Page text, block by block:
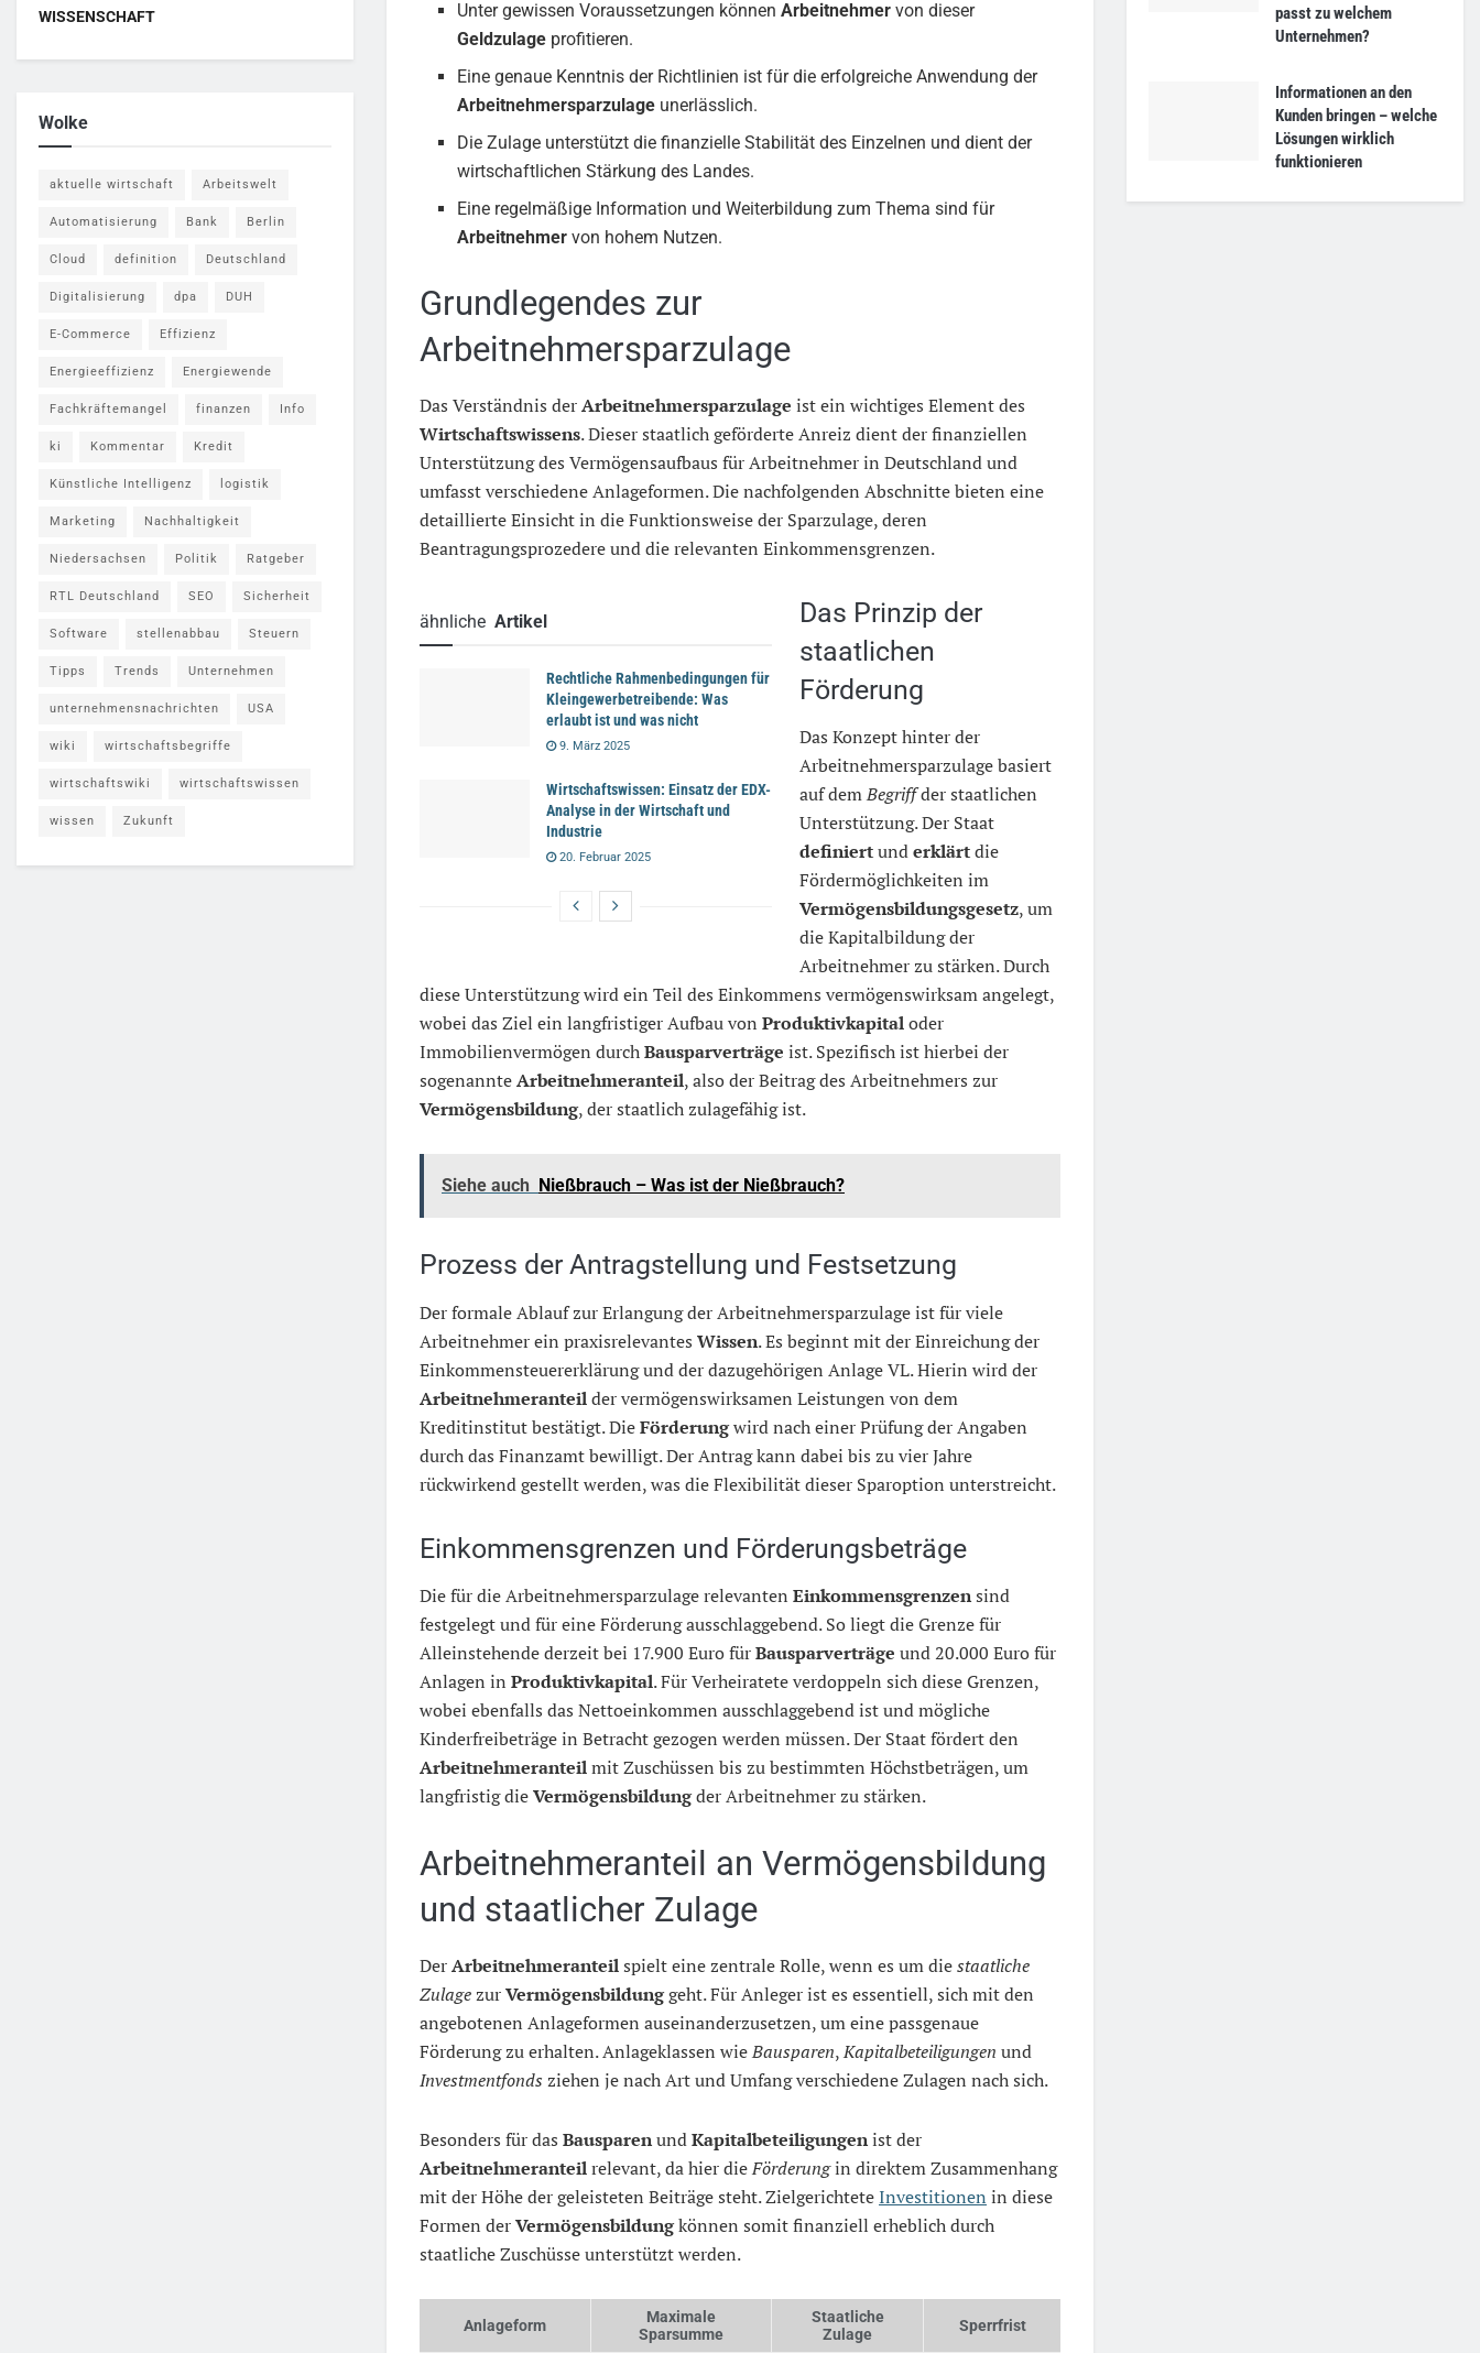
Unter gewissen Voraussetzungen könnenArbeitnehmer von dieser
Geldzulage profitieren.
Eine genaue Kenntnis der Richtlinien ist für die erfolgreiche Anwendung der
Arbeitnehmersparzulage unerlässlich.
Die Zulage unterstützt die finanzielle Stabilität des Einzelnen und dient der
wirtschaftlichen Stärkung des Landes.
Eine regelmäßige Information und Weiterbildung zum Thema sind für
Arbeitnehmer von hohem Nutzen.
Grundlegendes zur
Arbeitnehmersparzulage
Das Verständnis derArbeitnehmersparzulage ist ein wichtiges Element des
Wirtschaftswissens. Dieser staatlich geförderte Anreiz dient der finanziellen
Unterstützung des Vermögensaufbaus für Arbeitnehmer in Deutschland und
umfasst verschiedene Anlageformen. Die nachfolgenden Abschnitte bieten eine
detaillierte Einsicht in die Funktionsweise der Sparzulage, deren
Beantragungsprozedere und die relevanten Einkommensgrenzen.
ähnliche Artikel
Rechtliche Rahmenbedingungen für
Kleingewerbetreibende: Was
erlaubt ist und was nicht
9. März 2025
Wirtschaftswissen: Einsatz der EDX-
Analyse in der Wirtschaft und
Industrie
20. Februar 2025
Das Prinzip der
staatlichen
Förderung
Das Konzept hinter der
Arbeitnehmersparzulage basiert
auf demBegriffder staatlichen
Unterstützung. Der Staat
definiertunderklärtdie
Fördermöglichkeiten im
Vermögensbildungsgesetz, um
die Kapitalbildung der
Arbeitnehmer zu stärken. Durch
diese Unterstützung wird ein Teil des Einkommens vermögenswirksam angelegt,
wobei das Ziel ein langfristiger Aufbau von Produktivkapitaloder
Immobilienvermögen durchBausparverträge ist. Spezifisch ist hierbei der
sogenannteArbeitnehmeranteil, also der Beitrag des Arbeitnehmers zur
Vermögensbildung, der staatlich zulagefähig ist.
Siehe auch Nießbrauch – Was ist der Nießbrauch?
Prozess der Antragstellung und Festsetzung
Der formale Ablauf zur Erlangung der Arbeitnehmersparzulage ist für viele
Arbeitnehmer ein praxisrelevantes Wissen. Es beginnt mit der Einreichung der
Einkommensteuererklärung und der dazugehörigen Anlage VL. Hierin wird der
Arbeitnehmeranteilder vermögenswirksamen Leistungen von dem
Kreditinstitut bestätigt. DieFörderungwird nach einer Prüfung der Angaben
durch das Finanzamt bewilligt. Der Antrag kann dabei bis zu vier Jahre
rückwirkend gestellt werden, was die Flexibilität dieser Sparoption unterstreicht.
Einkommensgrenzen und Förderungsbeträge
Die für die Arbeitnehmersparzulage relevanten Einkommensgrenzensind
festgelegt und für eine Förderung ausschlaggebend. So liegt die Grenze für
Alleinstehende derzeit bei 17.900 Euro fürBausparverträge und 20.000 Euro für
Anlagen in Produktivkapital. Für Verheiratete verdoppeln sich diese Grenzen,
wobei ebenfalls das Nettoeinkommen ausschlaggebend ist und mögliche
Kinderfreibeträge in Betracht gezogen werden müssen. Der Staat fördert den
Arbeitnehmeranteilmit Zuschüssen bis zu bestimmten Höchstbeträgen, um
langfristig dieVermögensbildungder Arbeitnehmer zu stärken.
Arbeitnehmeranteil an Vermögensbildung
und staatlicher Zulage
DerArbeitnehmeranteilspielt eine zentrale Rolle, wenn es um diestaatliche
ZulagezurVermögensbildunggeht. Für Anleger ist es essentiell, sich mit den
angebotenen Anlageformen auseinanderzusetzen, um eine passgenaue
Förderung zu erhalten. Anlageklassen wieBausparen,Kapitalbeteiligungen und
Investmentfonds ziehen je nach Art und Umfang verschiedene Zulagen nach sich.
Besonders für das BausparenundKapitalbeteiligungenist der
Arbeitnehmeranteilrelevant, da hier dieFörderungin direktem Zusammenhang
mit der Höhe der geleisteten Beiträge steht. ZielgerichteteInvestitionen in diese
Formen derVermögensbildungkönnen somit finanziell erheblich durch
staatliche Zuschüsse unterstützt werden.
Anlageform
Maximale
Sparsumme
Staatliche
Zulage
Sperrfrist
WISSENSCHAFT
Wolke
aktuelle wirtschaft Arbeitswelt
Automatisierung Bank Berlin
Cloud definition Deutschland
Digitalisierung dpa DUH
E-Commerce Effizienz
Energieeffizienz Energiewende
Fachkräftemangel finanzen Info
ki Kommentar Kredit
Künstliche Intelligenz logistik
Marketing Nachhaltigkeit
Niedersachsen Politik Ratgeber
RTL Deutschland SEO Sicherheit
Software stellenabbau Steuern
Tipps Trends Unternehmen
unternehmensnachrichten USA
wiki wirtschaftsbegriffe
wirtschaftswiki wirtschaftswissen
wissen Zukunft
passt zu welchem
Unternehmen?
Informationen an den
Kunden bringen – welche
Lösungen wirklich
funktionieren